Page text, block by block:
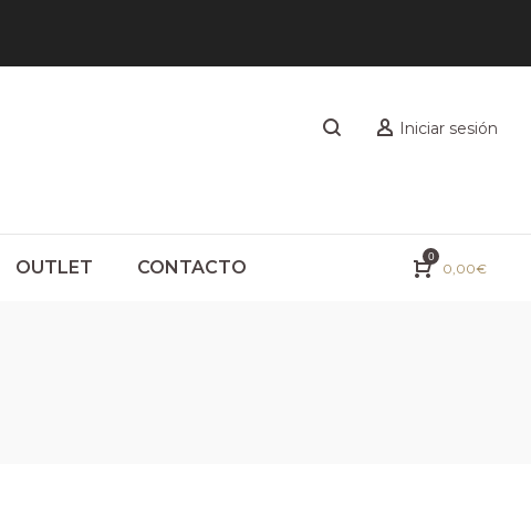
Iniciar sesión
OUTLET CONTACTO
0
0,00€